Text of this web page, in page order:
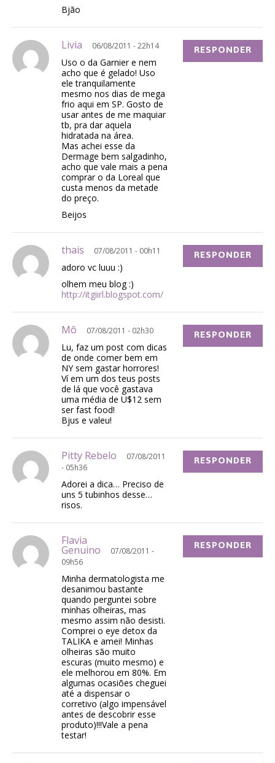
Bjão
Livia 06/08/2011 - 22h14
Uso o da Garnier e nem
acho que é gelado! Uso
ele tranquilamente
mesmo nos dias de mega
frio aqui em SP. Gosto de
usar antes de me maquiar
tb, pra dar aquela
hidratada na área.
Mas achei esse da
Dermage bem salgadinho,
acho que vale mais a pena
comprar o da Loreal que
custa menos da metade
do preço.
Beijos
RESPONDER
thais 07/08/2011 - 00h11
adoro vc luuu :)
olhem meu blog :)
http://itgiirl.blogspot.com/
RESPONDER
Mô 07/08/2011 - 02h30
Lu, faz um post com dicas
de onde comer bem em
NY sem gastar horrores!
Ví em um dos teus posts
de lá que você gastava
uma média de U$12 sem
ser fast food!
Bjus e valeu!
RESPONDER
Pitty Rebelo
07/08/2011
- 05h36
Adorei a dica… Preciso de
uns 5 tubinhos desse…
risos.
RESPONDER
Flavia
Genuino
07/08/2011 -
09h56
Minha dermatologista me
desanimou bastante
quando perguntei sobre
minhas olheiras, mas
mesmo assim não desisti.
Comprei o eye detox da
TALIKA e amei! Minhas
olheiras são muito
escuras (muito mesmo) e
ele melhorou em 80%. Em
algumas ocasiões cheguei
até a dispensar o
corretivo (algo impensável
antes de descobrir esse
produto)!!!Vale a pena
testar!
RESPONDER